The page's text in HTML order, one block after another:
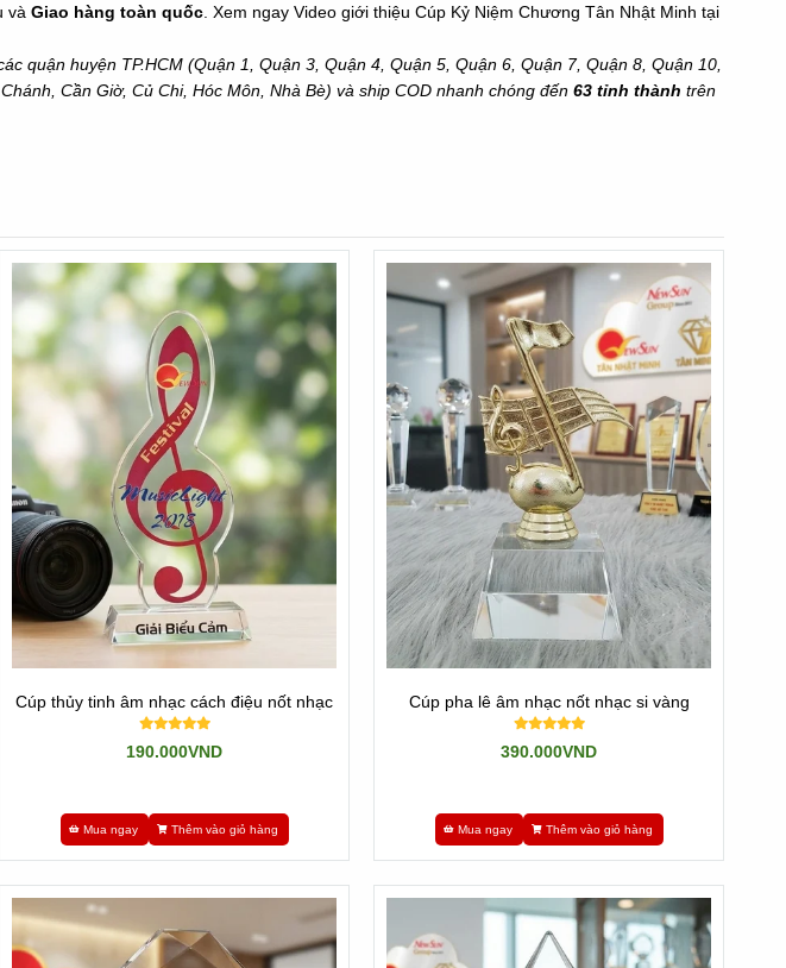
và Giao hàng toàn quốc . Xem ngay Video giới thiệu Cúp Kỷ Niệm Chương Tân Nhật Minh tại
quận huyện TP.HCM (Quận 1, Quận 3, Quận 4, Quận 5, Quận 6, Quận 7, Quận 8, Quận 10,
Cần Giờ, Củ Chi, Hóc Môn, Nhà Bè) và ship COD nhanh chóng đến 63 tỉnh thành trên
Cúp thủy tinh âm nhạc cách điệu nốt nhạc
190.000VND
Mua ngay Thêm vào giỏ hàng
Cúp pha lê âm nhạc nốt nhạc si vàng
390.000VND
Mua ngay Thêm vào giỏ hàng